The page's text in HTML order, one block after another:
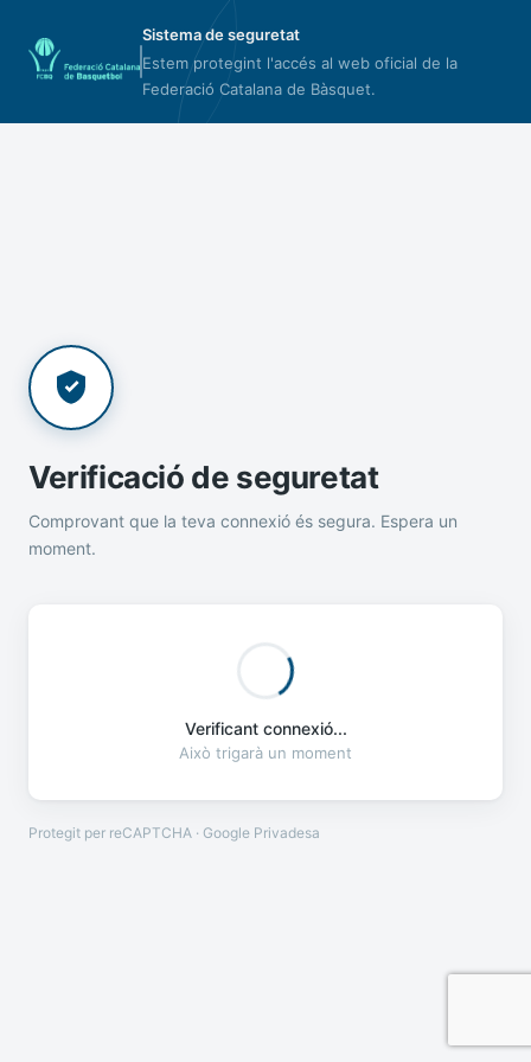
Sistema de seguretat
Estem protegint l'accés al web oficial de la
Federació Catalana de Bàsquet.
Verificació de seguretat
Comprovant que la teva connexió és segura. Espera un
moment.
Verificant connexió...
Això trigarà un moment
Protegit per reCAPTCHA · Google Privadesa